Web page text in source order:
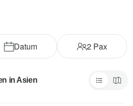
Datum 2 Pax
in Asien